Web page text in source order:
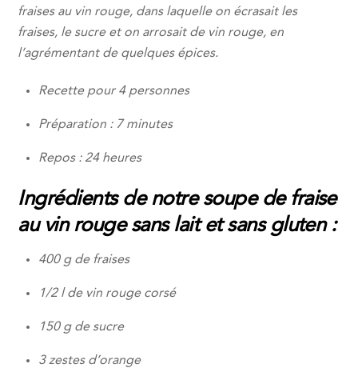
fraises au vin rouge, dans laquelle on écrasait les
fraises, le sucre et on arrosait de vin rouge, en
l’agrémentant de quelques épices.
Recette pour 4 personnes
Préparation : 7 minutes
Repos : 24 heures
Ingrédients de notre soupe de fraise
au vin rouge sans lait et sans gluten :
400 g de fraises
1/2 l de vin rouge corsé
150 g de sucre
3 zestes d’orange